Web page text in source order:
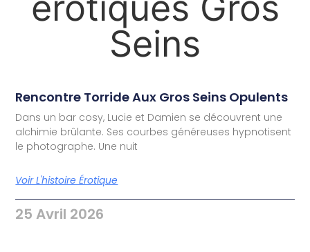
Seins
Rencontre Torride Aux Gros Seins Opulents
Dans un bar cosy, Lucie et Damien se découvrent une
alchimie brûlante. Ses courbes généreuses hypnotisent
le photographe. Une nuit
Voir L'histoire Érotique
25 Avril 2026